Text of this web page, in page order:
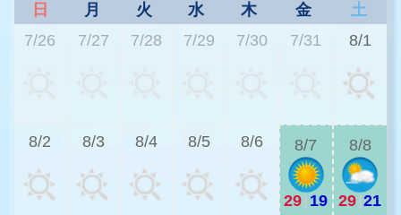
日 月 火 水 木 金
土
7/26
7/27 7/28 7/29 7/30 7/31 8/1
8/2 8/3 8/4 8/5 8/6 8/7
29 19
8/8
29 21